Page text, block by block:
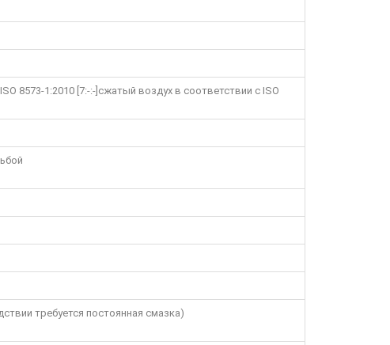
8573-1:2010 [7:-:-]сжатый воздух в соответствии с ISO
требуется постоянная смазка)